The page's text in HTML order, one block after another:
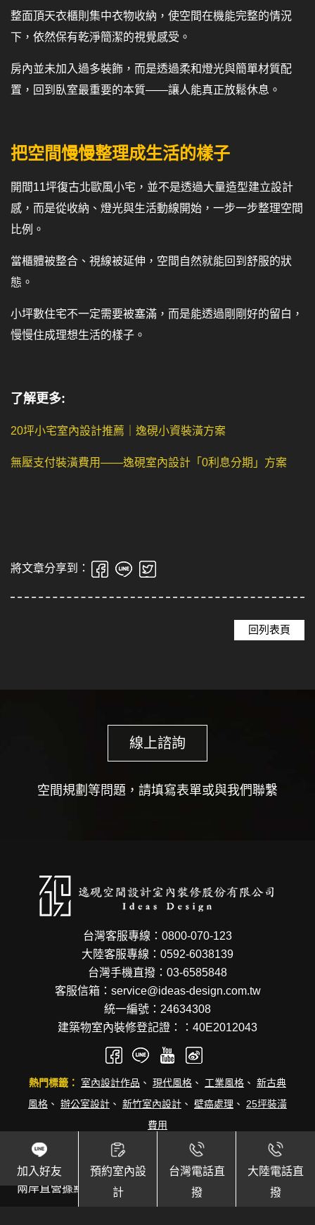
整面頂天衣櫃則集中衣物收納，使空間在機能完整的情況
下，依然保有乾淨簡潔的視覺感受。
房內並未加入過多裝飾，而是透過柔和燈光與簡單材質配
置，回到臥室最重要的本質——讓人能真正放鬆休息。
把空間慢慢整理成生活的樣子
開間11坪復古北歐風小宅，並不是透過大量造型建立設計
感，而是從收納、燈光與生活動線開始，一步一步整理空間
比例。
當櫃體被整合、視線被延伸，空間自然就能回到舒服的狀
態。
小坪數住宅不一定需要被塞滿，而是能透過剛剛好的留白，
慢慢住成理想生活的樣子。
了解更多:
20坪小宅室內設計推薦｜逸硯小資裝潢方案
無壓支付裝潢費用——逸硯室內設計「0利息分期」方案
將文章分享到：
回列表頁
線上諮詢
空間規劃等問題，請填寫表單或與我們聯繫
加入好友
預約室內設
計
台灣電話直
撥
大陸電話直
撥
台灣客服專線：0800-070-123
大陸客服專線：0592-6038139
台灣手機直撥：03-6585848
客服信箱：service@ideas-design.com.tw
統一編號：24634308
建築物室內裝修登記證：：40E2012043
熱門標籤： 室內設計作品 、 現代風格 、 工業風格 、 新古典
風格 、 辦公室設計 、 新竹室內設計 、 壁癌處理 、 25坪裝潢
費用
新竹縣竹北市成功十三街32號9樓
兩岸直營據點資訊：台北 新竹 台中，
，